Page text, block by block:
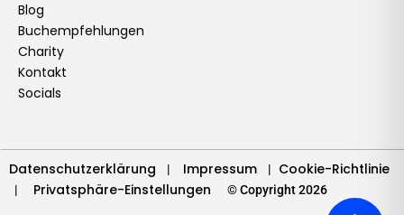
Blog
Buchempfehlungen
Charity
Kontakt
Socials
Datenschutzerklärung | Impressum | Cookie-Richtlinie
| Privatsphäre-Einstellungen © Copyright 2026